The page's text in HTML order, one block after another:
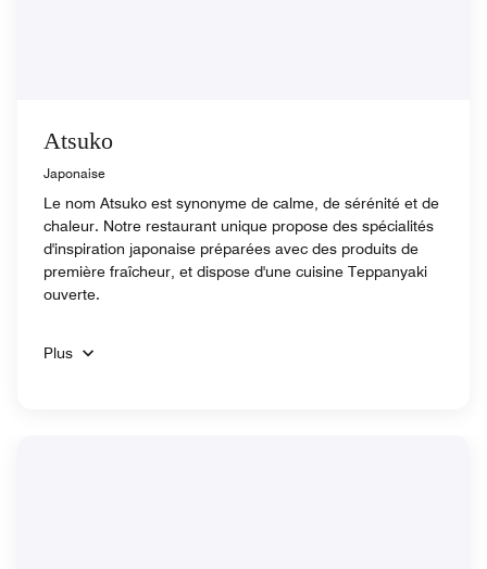
Atsuko
Japonaise
Le nom Atsuko est synonyme de calme, de sérénité et de
chaleur. Notre restaurant unique propose des spécialités
d'inspiration japonaise préparées avec des produits de
première fraîcheur, et dispose d'une cuisine Teppanyaki
ouverte.
Plus